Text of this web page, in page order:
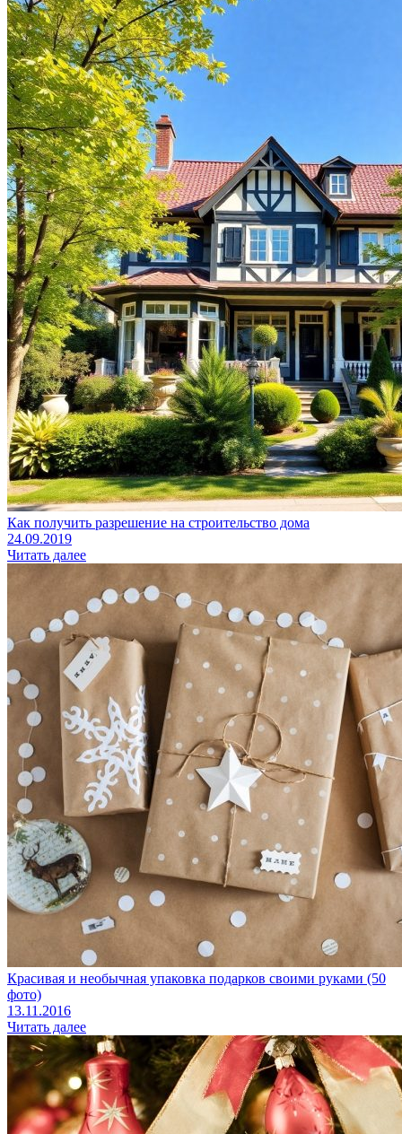
Как получить разрешение на строительство дома
24.09.2019
Читать далее
Красивая и необычная упаковка подарков своими руками (50
фото)
13.11.2016
Читать далее